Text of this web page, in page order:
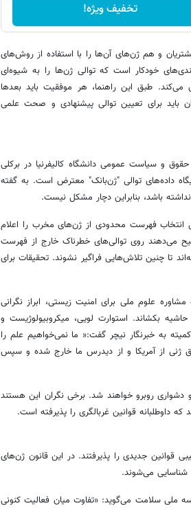
تخفیف ویژه!
و هم ژن‌های آن‌ها را با استفاده از روش‌های
خودکار است که توالی ژن‌ها را به شیوه‌ای
طبق این راهنما، هر موفقیت باید بعدها
باید برای تعیین توالی پیشنهادی و صحت علمی
و سیاست عمومی دانشگاه کالیفرنیا در برکلی
داده‌های توالی "ژن‌بانک" معترض است. به گفته
باشد، بنابراین دچار مشکل نیست.
/ 6 آذر منتشر شد، دلیل انتخاب فهرست محدودی از ژن‌های مخرب را اعلام
می‌دهند روی توالی‌های خطرناک خارج از فهرست
تا چنین تلاش‌هایی فراگیر نشوند. تحقیقات برای
محققان کمیته مشاوره علوم ملی برای امنیت زیستی، ابراز نگرانی
بکشاند. استوارت لویی، میکروبیولوژیست و
به خبرنگار نیچر گفت:« ما نمی‌خواهیم علم را
ژنی از آمریکا و از دیدرس ما خارج شده و سپس
دشواری روبرو خواهند شد. برخی نگران این هستند
قوانین غربالگری را پذیرفته است.
قوانین جدیدی را پذیرفتند. در این قانون ژن‌های
شناسایی می‌شوند.
ملی سلامت می‌گوید: «تفاوت میان فعالیت کنونی